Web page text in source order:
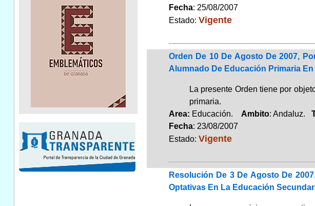
Fecha: 25/08/2007
Estado: Vigente
Orden De 10 De Agosto De 2007,
Alumnado De Educación Primaria
La presente Orden tiene por
primaria.
Area: Educación. Ambito: Andaluz.
Fecha: 23/08/2007
Estado: Vigente
Resolución De 3 De Agosto De
Optativas En La Educación